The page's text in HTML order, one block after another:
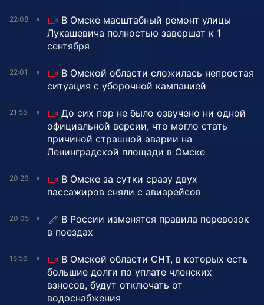
22:08
В Омске масштабный ремонт улицы
Лукашевича полностью завершат к 1
сентября
22:01
В Омской области сложилась непростая
ситуация с уборочной кампанией
21:55
До сих пор не было озвучено ни одной
официальной версии, что могло стать
причиной страшной аварии на
Ленинградской площади в Омске
20:26
В Омске за сутки сразу двух
пассажиров сняли с авиарейсов
20:05
В России изменятся правила перевозок
в поездах
18:56
В Омской области СНТ, в которых есть
большие долги по уплате членских
взносов, будут отключать от
водоснабжения